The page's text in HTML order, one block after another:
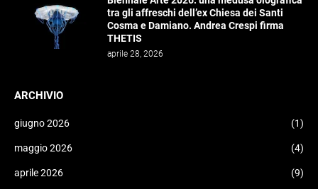
tra gli affreschi dell’ex Chiesa dei Santi
Cosma e Damiano. Andrea Crespi firma
THETIS
aprile 28, 2026
ARCHIVIO
giugno 2026 (1)
maggio 2026 (4)
aprile 2026 (9)